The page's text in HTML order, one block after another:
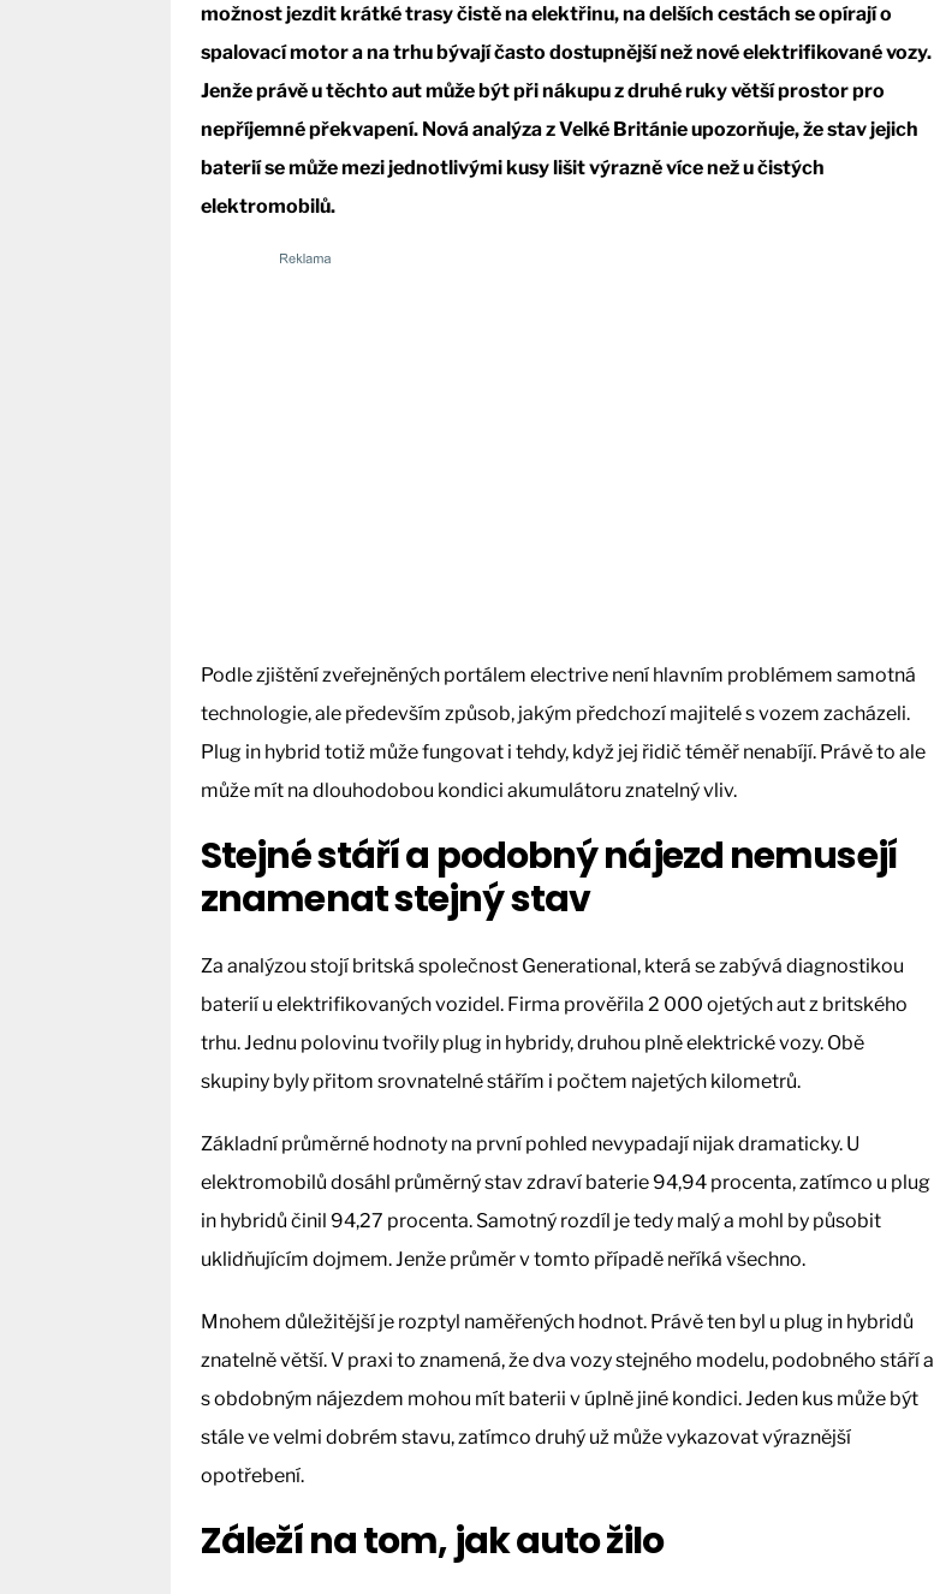
možnost jezdit krátké trasy čistě na elektřinu, na delších cestách se opírají o
spalovací motor a na trhu bývají často dostupnější než nové elektrifikované vozy.
Jenže právě u těchto aut může být při nákupu z druhé ruky větší prostor pro
nepříjemné překvapení. Nová analýza z Velké Británie upozorňuje, že stav jejich
baterií se může mezi jednotlivými kusy lišit výrazně více než u čistých
elektromobilů.
Podle zjištění zveřejněných portálem electrive není hlavním problémem samotná
technologie, ale především způsob, jakým předchozí majitelé s vozem zacházeli.
Plug in hybrid totiž může fungovat i tehdy, když jej řidič téměř nenabíjí. Právě to ale
může mít na dlouhodobou kondici akumulátoru znatelný vliv.
Stejné stáří a podobný nájezd nemusejí
znamenat stejný stav
Za analýzou stojí britská společnost Generational, která se zabývá diagnostikou
baterií u elektrifikovaných vozidel. Firma prověřila 2 000 ojetých aut z britského
trhu. Jednu polovinu tvořily plug in hybridy, druhou plně elektrické vozy. Obě
skupiny byly přitom srovnatelné stářím i počtem najetých kilometrů.
Základní průměrné hodnoty na první pohled nevypadají nijak dramaticky. U
elektromobilů dosáhl průměrný stav zdraví baterie 94,94 procenta, zatímco u plug
in hybridů činil 94,27 procenta. Samotný rozdíl je tedy malý a mohl by působit
uklidňujícím dojmem. Jenže průměr v tomto případě neříká všechno.
Mnohem důležitější je rozptyl naměřených hodnot. Právě ten byl u plug in hybridů
znatelně větší. V praxi to znamená, že dva vozy stejného modelu, podobného stáří a
s obdobným nájezdem mohou mít baterii v úplně jiné kondici. Jeden kus může být
stále ve velmi dobrém stavu, zatímco druhý už může vykazovat výraznější
opotřebení.
Záleží na tom, jak auto žilo